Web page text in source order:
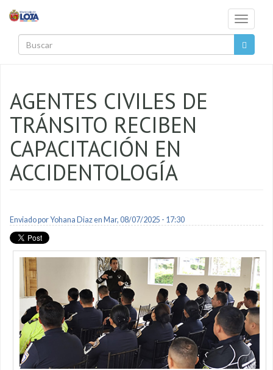
Toggle
AGENTES CIVILES DE
TRÁNSITO RECIBEN
CAPACITACIÓN EN
ACCIDENTOLOGÍA
Enviado porYohana Diazen Mar, 08/07/2025 - 17:30